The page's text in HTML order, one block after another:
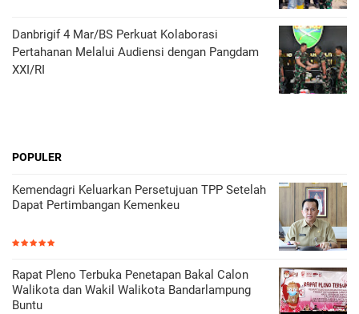
Danbrigif 4 Mar/BS Perkuat Kolaborasi
Pertahanan Melalui Audiensi dengan Pangdam
XXI/RI
POPULER
Kemendagri Keluarkan Persetujuan TPP Setelah
Dapat Pertimbangan Kemenkeu
Rapat Pleno Terbuka Penetapan Bakal Calon
Walikota dan Wakil Walikota Bandarlampung
Buntu